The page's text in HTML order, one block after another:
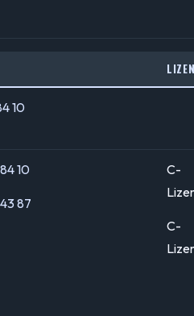
10
10
87
C-
C-